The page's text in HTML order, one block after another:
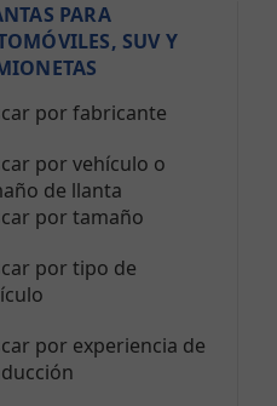
PARA
SUV Y
por fabricante
por vehículo o
de llanta
por tamaño
por tipo de
por experiencia de